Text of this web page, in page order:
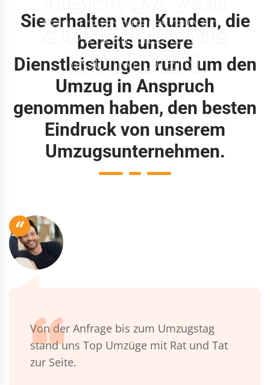
ZUFRIEDENE
KUNDEN
Sie erhalten von Kunden, die
bereits unsere
Dienstleistungen rund um den
Umzug in Anspruch
genommen haben, den besten
Eindruck von unserem
Umzugsunternehmen.
“
Von der Anfrage bis zum Umzugstag
stand uns Top Umzüge mit Rat und Tat
zur Seite.